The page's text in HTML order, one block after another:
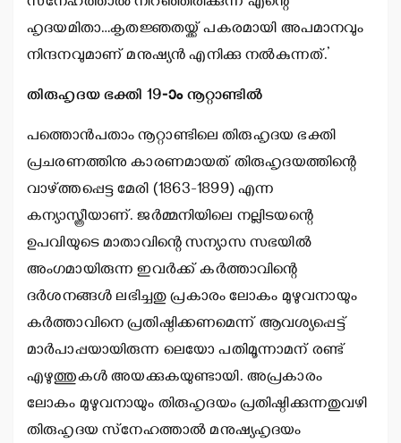
ഹൃദയമിതാ…കൃതജ്ഞതയ്ക്ക് പകരമായി അപമാനവും
നിന്ദനവുമാണ് മനുഷ്യന്‍ എനിക്കു നല്‍കുന്നത്.’
തിരുഹൃദയ ഭക്തി 19-ാം നൂറ്റാണ്ടില്‍
പത്തൊന്‍പതാം നൂറ്റാണ്ടിലെ തിരുഹൃദയ ഭക്തി
പ്രചരണത്തിനു കാരണമായത് തിരുഹൃദയത്തിന്റെ
വാഴ്ത്തപ്പെട്ട മേരി (1863-1899) എന്ന
കന്യാസ്ത്രീയാണ്. ജര്‍മ്മനിയിലെ നല്ലിടയന്റെ
ഉപവിയുടെ മാതാവിന്റെ സന്യാസ സഭയില്‍
അംഗമായിരുന്ന ഇവര്‍ക്ക് കര്‍ത്താവിന്റെ
ദര്‍ശനങ്ങള്‍ ലഭിച്ചതു പ്രകാരം ലോകം മുഴുവനായും
കര്‍ത്താവിനെ പ്രതിഷ്ഠിക്കണമെന്ന് ആവശ്യപ്പെട്ട്
മാര്‍പാപ്പയായിരുന്ന ലെയോ പതിമൂന്നാമന് രണ്ട്
എഴുത്തുകള്‍ അയക്കുകയുണ്ടായി. അപ്രകാരം
ലോകം മുഴുവനായും തിരുഹൃദയം പ്രതിഷ്ഠിക്കുന്നതുവഴി
തിരുഹൃദയ സ്‌നേഹത്താല്‍ മനുഷ്യഹൃദയം